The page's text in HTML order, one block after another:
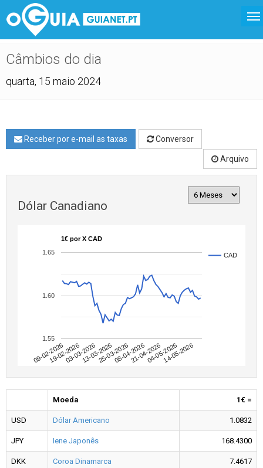
Câmbios do dia
quarta, 15 maio 2024
Receber por e-mail as taxas Conversor
Arquivo
Dólar Canadiano
1€ por X CAD
CAD
09-02-202619-02-202603-03-202613-03-202625-03-202608-04-202621-04-202604-05-202614-05-2026
1.55
1.60
1.65
Moeda 1€ =
USD Dólar Americano 1.0832
JPY Iene Japonês 168.4300
DKK Coroa Dinamarca 7.4617